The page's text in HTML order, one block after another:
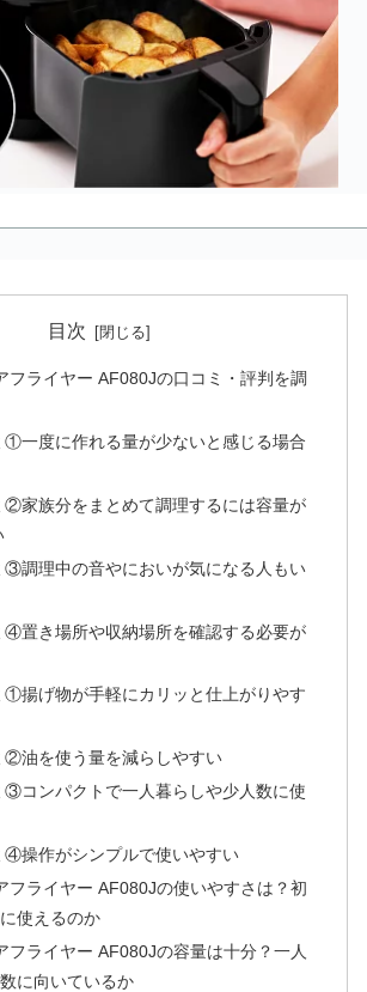
目次
フライヤー AF080Jの口コミ・評判を調
①一度に作れる量が少ないと感じる場合
②家族分をまとめて調理するには容量が
③調理中の音やにおいが気になる人もい
④置き場所や収納場所を確認する必要が
①揚げ物が手軽にカリッと仕上がりやす
②油を使う量を減らしやすい
③コンパクトで一人暮らしや少人数に使
④操作がシンプルで使いやすい
フライヤー AF080Jの使いやすさは？初
使えるのか
フライヤー AF080Jの容量は十分？一人
に向いているか